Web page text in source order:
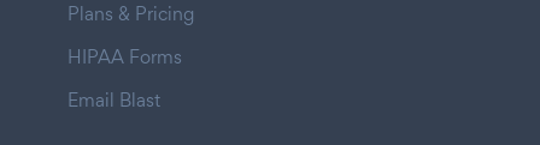
Plans & Pricing
HIPAA Forms
Email Blast